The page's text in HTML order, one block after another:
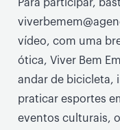
Para participar,
vídeo, com uma
ótica, Viver Bem
andar de bicicleta,
praticar esportes
eventos culturais,